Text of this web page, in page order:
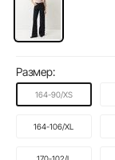
Размер:
164-90/XS
164-106/XL